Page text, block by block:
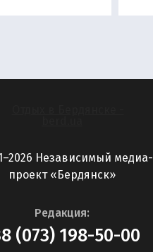
Независимый медиа-
проект «Бердянск»
Редакция:
(073) 198-50-00